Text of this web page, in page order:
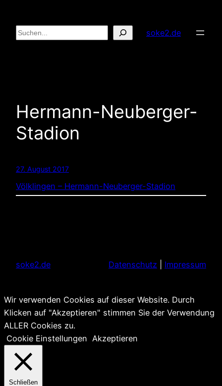
Inhalt
springen
Suchen soke2.de
Hermann-Neuberger-
Stadion
27. August 2017
Völklingen – Hermann-Neuberger-Stadion
soke2.de Datenschutz Impressum
Wir verwenden Cookies auf dieser Website. Durch
Klicken auf "Akzeptieren" stimmen Sie der Verwendung
ALLER Cookies zu.
Cookie Einstellungen Akzeptieren
Schließen